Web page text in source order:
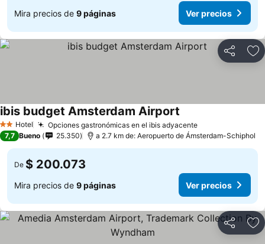
Mira precios de 9 páginas Ver precios
Compartir
2 Estrellas
Hotel Opciones gastronómicas en el ibis adyacente
ibis budget Amsterdam Airport
7,7 Bueno 25.350 a 2.7 km de: Aeropuerto de Ámsterdam-Schiphol
De $ 200.073
Mira precios de 9 páginas Ver precios
Compartir